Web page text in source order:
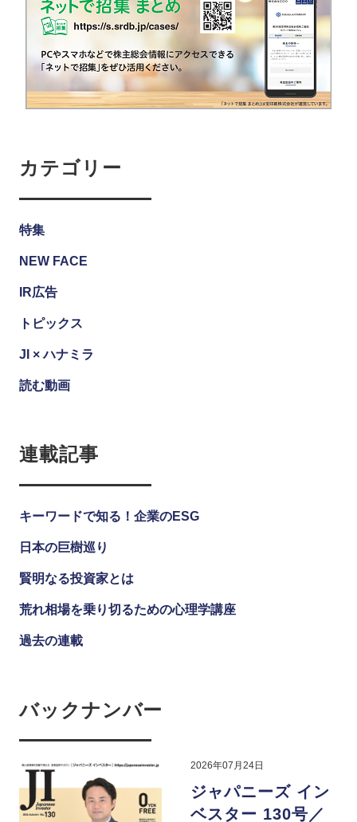
カテゴリー
特集
NEW FACE
IR広告
トピックス
JI × ハナミラ
読む動画
連載記事
キーワードで知る！企業のESG
日本の巨樹巡り
賢明なる投資家とは
荒れ相場を乗り切るための心理学講座
過去の連載
バックナンバー
2026年07月24日
ジャパニーズ イン
ベスター 130号／